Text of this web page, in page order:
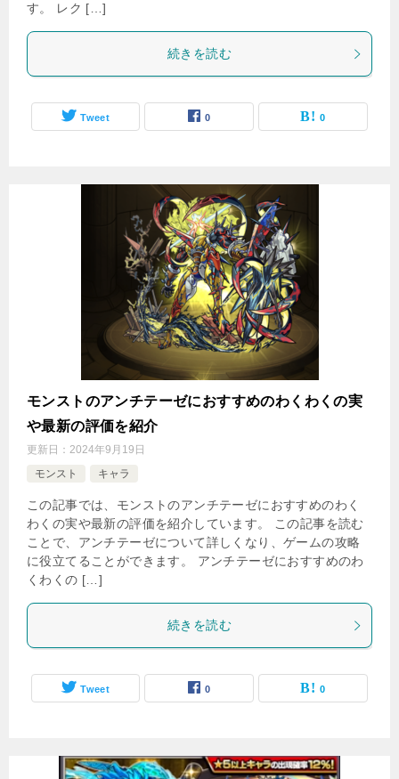
す。 レク […]
続きを読む
Tweet 0 0
モンストのアンチテーゼにおすすめのわくわくの実
や最新の評価を紹介
更新日： 2024年9月19日
モンスト
キャラ
この記事では、モンストのアンチテーゼにおすすめのわく
わくの実や最新の評価を紹介しています。 この記事を読む
ことで、アンチテーゼについて詳しくなり、ゲームの攻略
に役立てることができます。 アンチテーゼにおすすめのわ
くわくの […]
続きを読む
Tweet 0 0